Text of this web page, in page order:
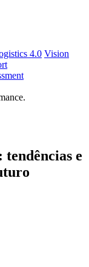
4.0 Vision
e